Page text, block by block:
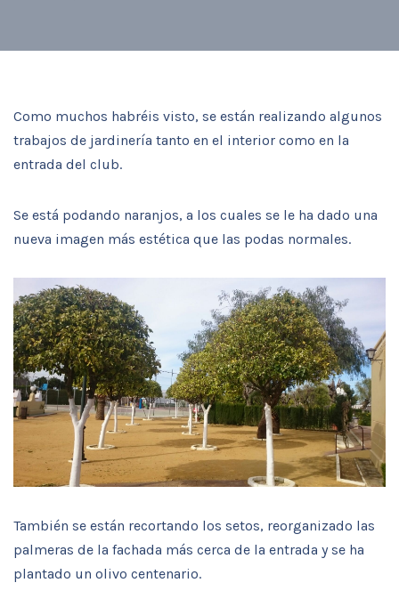
Como muchos habréis visto, se están realizando algunos
trabajos de jardinería tanto en el interior como en la
entrada del club.
Se está podando naranjos, a los cuales se le ha dado una
nueva imagen más estética que las podas normales.
También se están recortando los setos, reorganizado las
palmeras de la fachada más cerca de la entrada y se ha
plantado un olivo centenario.